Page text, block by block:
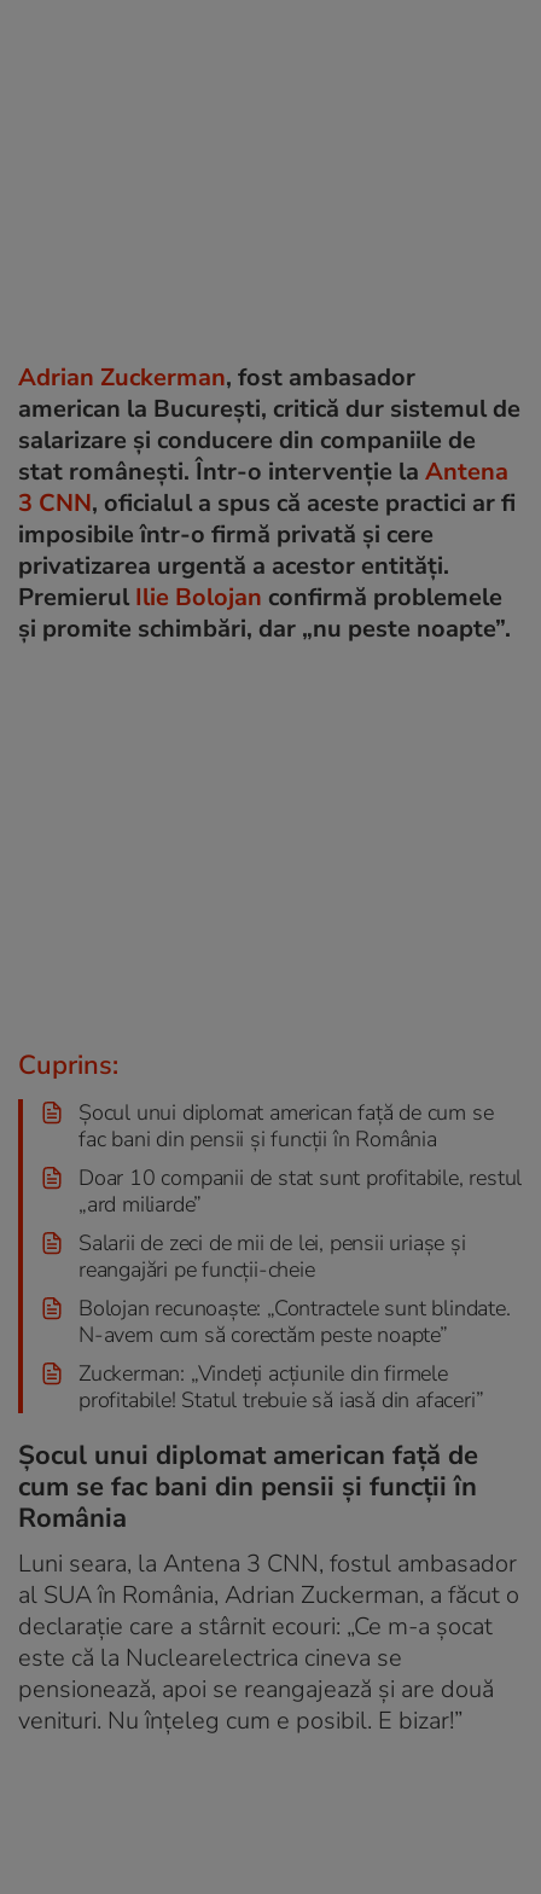
Adrian Zuckerman, fost ambasador
american la București, critică dur sistemul de
salarizare și conducere din companiile de
stat românești. Într-o intervenție la Antena
3 CNN, oficialul a spus că aceste practici ar fi
imposibile într-o firmă privată și cere
privatizarea urgentă a acestor entități.
Premierul Ilie Bolojan confirmă problemele
și promite schimbări, dar „nu peste noapte”.
Cuprins:
Șocul unui diplomat american față de cum se
fac bani din pensii și funcții în România
Doar 10 companii de stat sunt profitabile, restul
„ard miliarde”
Salarii de zeci de mii de lei, pensii uriașe și
reangajări pe funcții-cheie
Bolojan recunoaște: „Contractele sunt blindate.
N-avem cum să corectăm peste noapte”
Zuckerman: „Vindeți acțiunile din firmele
profitabile! Statul trebuie să iasă din afaceri”
Șocul unui diplomat american față de
cum se fac bani din pensii și funcții în
România
Luni seara, la Antena 3 CNN, fostul ambasador
al SUA în România, Adrian Zuckerman, a făcut o
declarație care a stârnit ecouri: „Ce m-a șocat
este că la Nuclearelectrica cineva se
pensionează, apoi se reangajează și are două
venituri. Nu înțeleg cum e posibil. E bizar!”